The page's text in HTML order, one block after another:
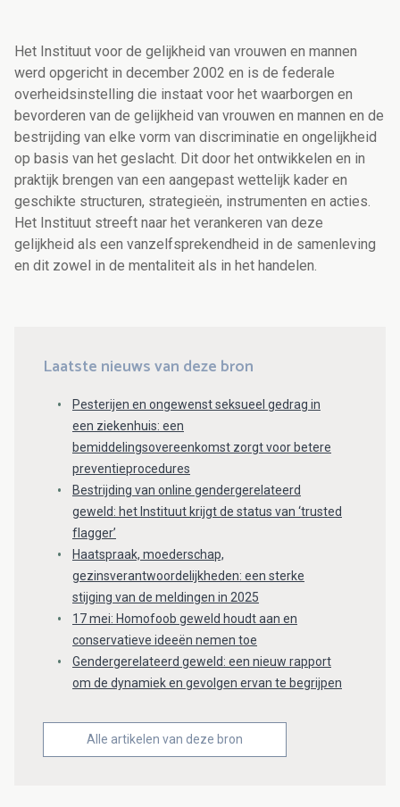
Het Instituut voor de gelijkheid van vrouwen en mannen
werd opgericht in december 2002 en is de federale
overheidsinstelling die instaat voor het waarborgen en
bevorderen van de gelijkheid van vrouwen en mannen en de
bestrijding van elke vorm van discriminatie en ongelijkheid
op basis van het geslacht. Dit door het ontwikkelen en in
praktijk brengen van een aangepast wettelijk kader en
geschikte structuren, strategieën, instrumenten en acties.
Het Instituut streeft naar het verankeren van deze
gelijkheid als een vanzelfsprekendheid in de samenleving
en dit zowel in de mentaliteit als in het handelen.
Laatste nieuws van deze bron
Pesterijen en ongewenst seksueel gedrag in
een ziekenhuis: een
bemiddelingsovereenkomst zorgt voor betere
preventieprocedures
Bestrijding van online gendergerelateerd
geweld: het Instituut krijgt de status van ‘trusted
flagger’
Haatspraak, moederschap,
gezinsverantwoordelijkheden: een sterke
stijging van de meldingen in 2025
17 mei: Homofoob geweld houdt aan en
conservatieve ideeën nemen toe
Gendergerelateerd geweld: een nieuw rapport
om de dynamiek en gevolgen ervan te begrijpen
Alle artikelen van deze bron